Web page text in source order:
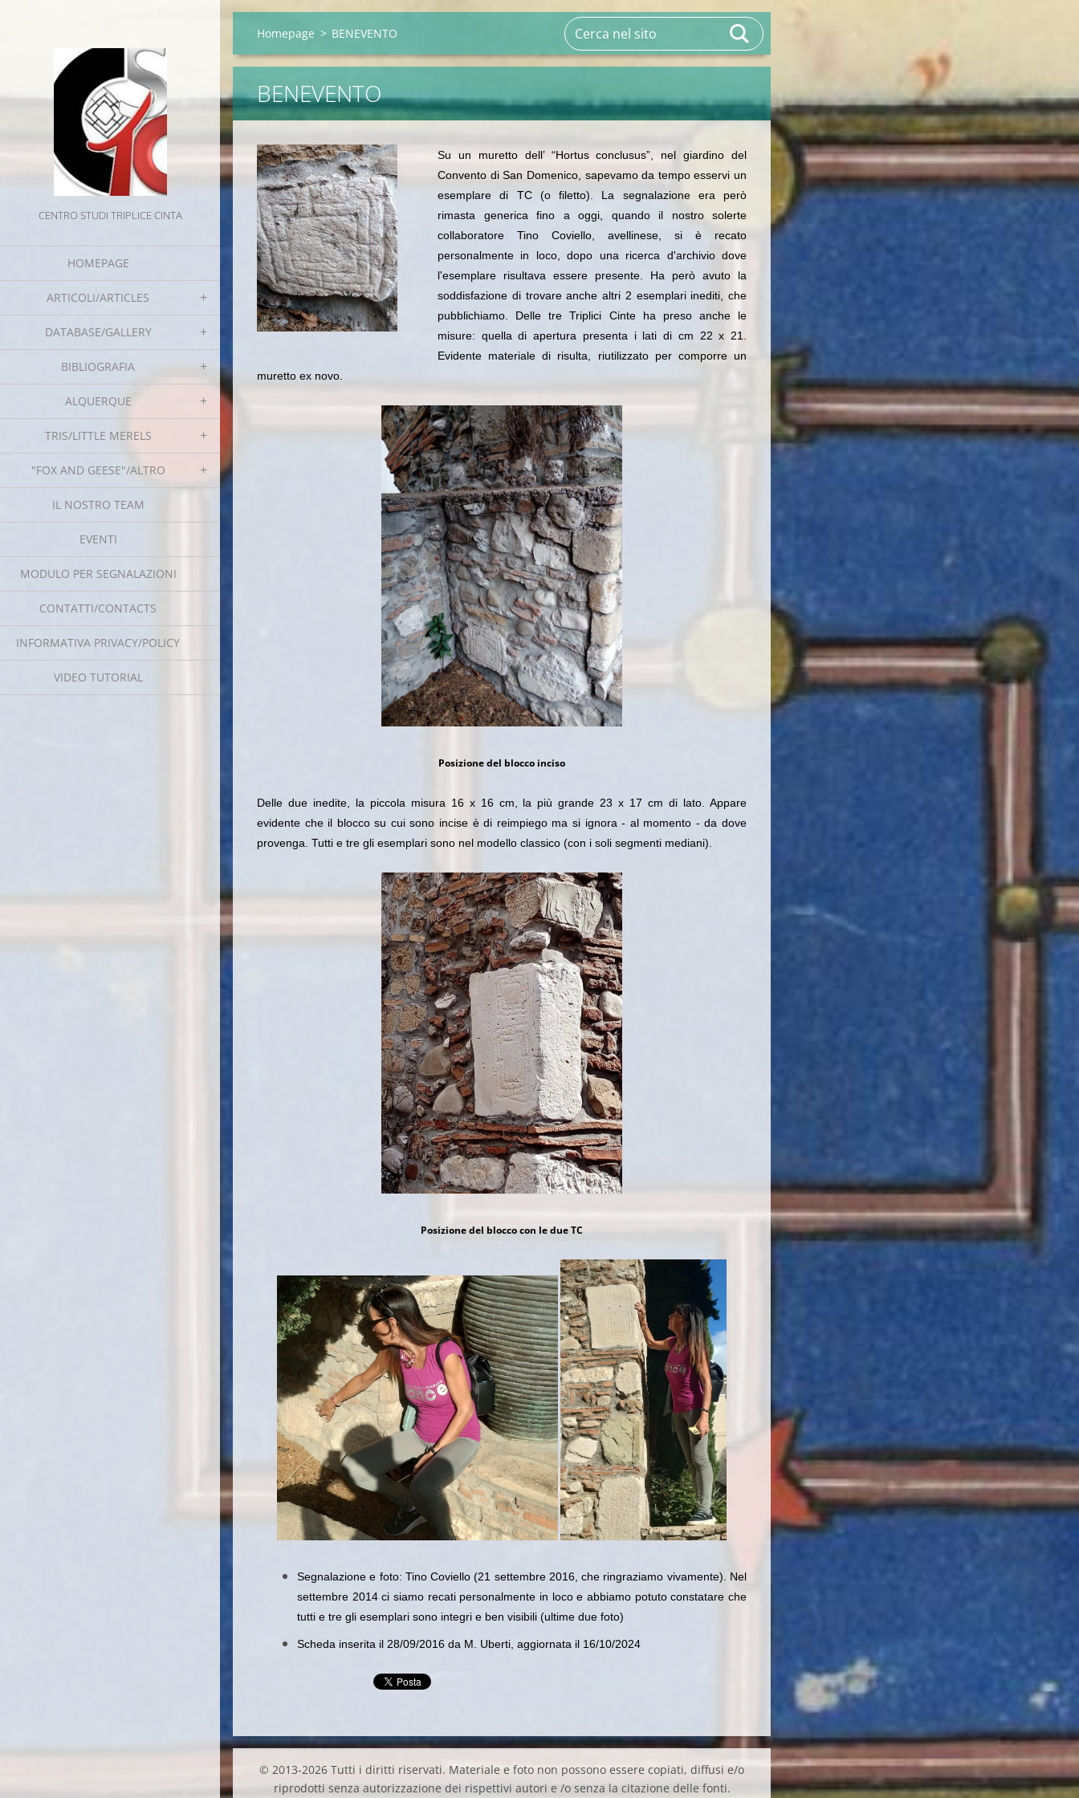
CENTRO STUDI TRIPLICE CINTA
HOMEPAGE
ARTICOLI/ARTICLES
DATABASE/GALLERY
BIBLIOGRAFIA
ALQUERQUE
TRIS/LITTLE MERELS
"FOX AND GEESE"/ALTRO
IL NOSTRO TEAM
EVENTI
MODULO PER SEGNALAZIONI
CONTATTI/CONTACTS
INFORMATIVA PRIVACY/POLICY
VIDEO TUTORIAL
Homepage > BENEVENTO
BENEVENTO
Su un muretto dell’ “Hortus conclusus”, nel giardino del
Convento di San Domenico, sapevamo da tempo esservi un
esemplare di TC (o filetto). La segnalazione era però
rimasta generica fino a oggi, quando il nostro solerte
collaboratore Tino Coviello, avellinese, si è recato
personalmente in loco, dopo una ricerca d'archivio dove
l'esemplare risultava essere presente. Ha però avuto la
soddisfazione di trovare anche altri 2 esemplari inediti, che
pubblichiamo. Delle tre Triplici Cinte ha preso anche le
misure: quella di apertura presenta i lati di cm 22 x 21.
Evidente materiale di risulta, riutilizzato per comporre un
muretto ex novo.
Posizione del blocco inciso
Delle due inedite, la piccola misura 16 x 16 cm, la più grande 23 x 17 cm di lato. Appare
evidente che il blocco su cui sono incise è di reimpiego ma si ignora - al momento - da dove
provenga. Tutti e tre gli esemplari sono nel modello classico (con i soli segmenti mediani).
Posizione del blocco con le due TC
Segnalazione e foto: Tino Coviello (21 settembre 2016, che ringraziamo vivamente). Nel
settembre 2014 ci siamo recati personalmente in loco e abbiamo potuto constatare che
tutti e tre gli esemplari sono integri e ben visibili (ultime due foto)
Scheda inserita il 28/09/2016 da M. Uberti, aggiornata il 16/10/2024
© 2013-2026 Tutti i diritti riservati. Materiale e foto non possono essere copiati, diffusi e/o
riprodotti senza autorizzazione dei rispettivi autori e /o senza la citazione delle fonti.